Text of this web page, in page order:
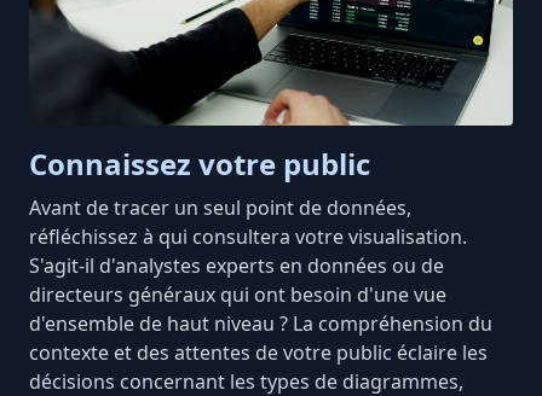
Connaissez votre public
Avant de tracer un seul point de données,
réfléchissez à qui consultera votre visualisation.
S'agit-il d'analystes experts en données ou de
directeurs généraux qui ont besoin d'une vue
d'ensemble de haut niveau ? La compréhension du
contexte et des attentes de votre public éclaire les
décisions concernant les types de diagrammes,